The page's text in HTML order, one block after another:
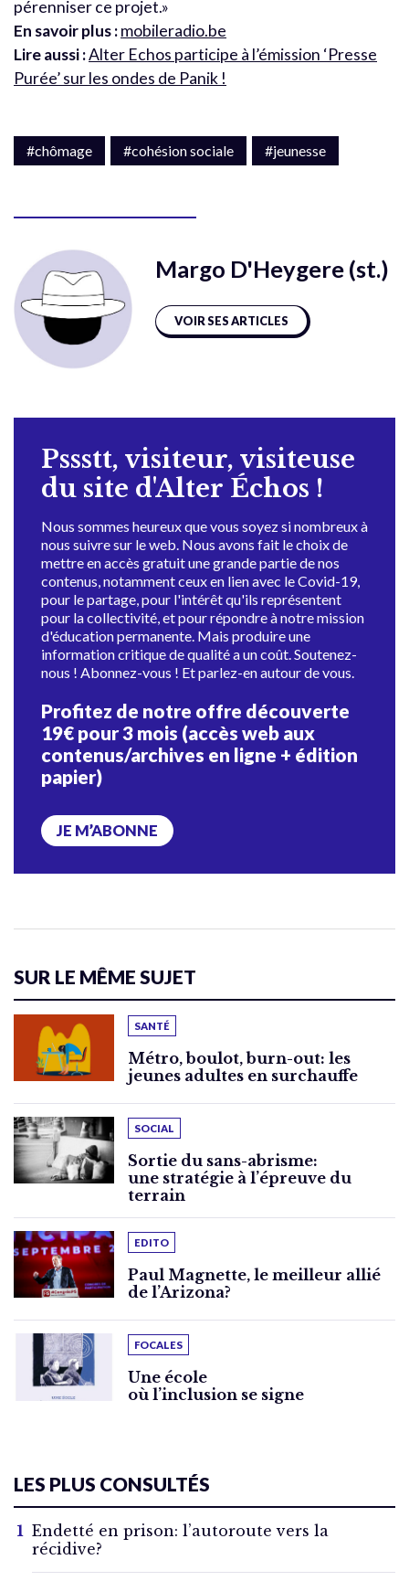
pérenniser ce projet.»
En savoir plus :mobileradio.be
Lire aussi :Alter Echos participe à l’émission ‘Presse
Purée’ sur les ondes de Panik !
#chômage #cohésion sociale #jeunesse
Margo D'Heygere (st.)
VOIR SES ARTICLES
Pssstt, visiteur, visiteuse
du site d'Alter Échos !
Nous sommes heureux que vous soyez si nombreux à
nous suivre sur le web. Nous avons fait le choix de
mettre en accès gratuit une grande partie de nos
contenus, notamment ceux en lien avec le Covid-19,
pour le partage, pour l'intérêt qu'ils représentent
pour la collectivité, et pour répondre à notre mission
d'éducation permanente. Mais produire une
information critique de qualité a un coût. Soutenez-
nous ! Abonnez-vous ! Et parlez-en autour de vous.
Profitez de notre offre découverte
19€ pour 3 mois (accès web aux
contenus/archives en ligne + édition
papier)
JE M’ABONNE
SUR LE MÊME SUJET
SANTÉ
Métro, boulot, burn-out: les
jeunes adultes en surchauffe
SOCIAL
Sortie du sans-abrisme:
une stratégie à l’épreuve du
terrain
EDITO
Paul Magnette, le meilleur allié
de l’Arizona?
FOCALES
Une école
où l’inclusion se signe
LES PLUS CONSULTÉS
Endetté en prison: l’autoroute vers la
récidive?